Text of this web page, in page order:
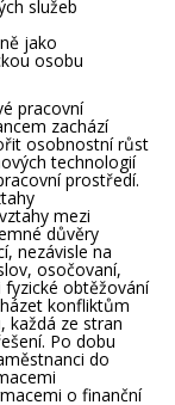
služeb
jako
osobu
pracovní
zachází
osobnostní růst
technologií
prostředí.
mezi
důvěry
nezávisle na
osočovaní,
fyzické obtěžování
konfliktům
každá ze stran
Po dobu
do
o finanční